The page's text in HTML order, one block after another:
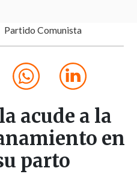
Partido Comunista
acude a la
en
parto